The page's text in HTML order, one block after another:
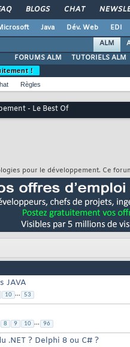
BLOGS CHAT
Java Dév. Web EDI
ALM
FORUMS ALM
TUTORIELS ALM
!
Règles
- Le Best Of
pour le développement. Ce
JAVA
10 ... 53
8 9 10 ... 96
.NET ? Delphi 8 ou C# ?